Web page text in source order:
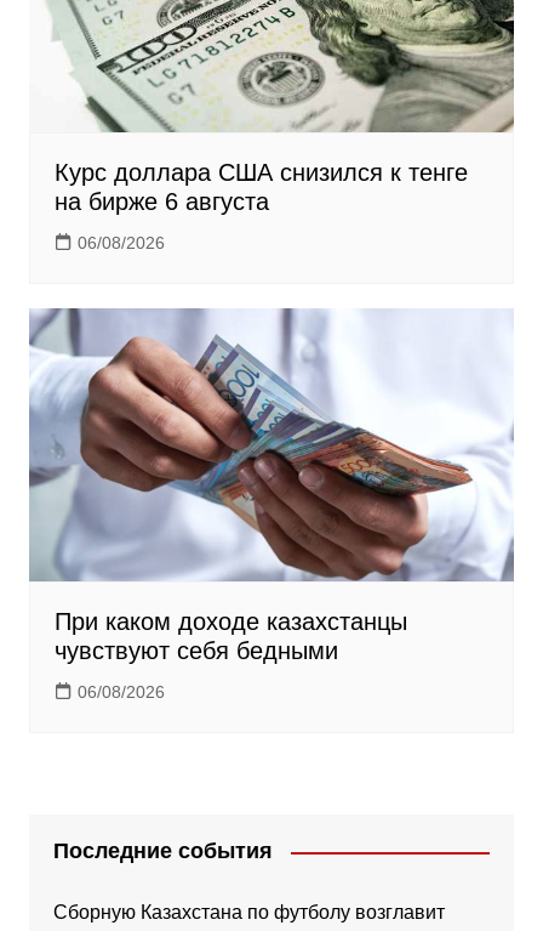
Курс доллара США снизился к тенге
на бирже 6 августа
06/08/2026
При каком доходе казахстанцы
чувствуют себя бедными
06/08/2026
Последние события
Сборную Казахстана по футболу возглавит